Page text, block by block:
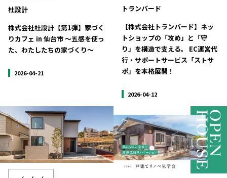
杜設計
株式会社杜設計【第1弾】家づく
りカフェ in 仙台市 〜五感を使っ
た、わたしたちの家づくり〜
2026-04-21
トランバード
【株式会社トランバード】ネッ
トショップの「攻め」と「守
り」を構造で支える。 EC運営代
行・サポートサービス「ストサ
ポ」を本格展開！
2026-04-12